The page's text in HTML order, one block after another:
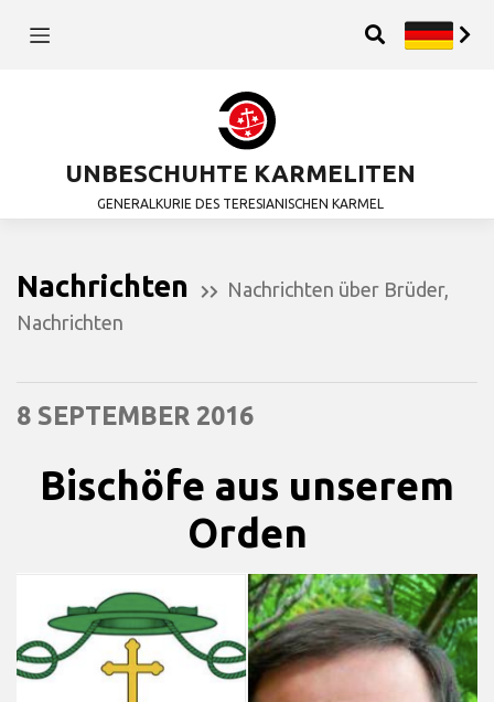
UNBESCHUHTE KARMELITEN
GENERALKURIE DES TERESIANISCHEN KARMEL
Nachrichten Nachrichten über Brüder,
Nachrichten
8 SEPTEMBER 2016
Bischöfe aus unserem
Orden